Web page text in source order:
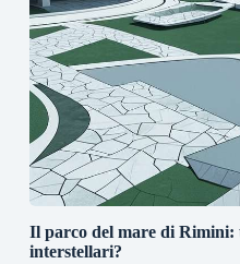
Il parco del mare di Rimini:
interstellari?